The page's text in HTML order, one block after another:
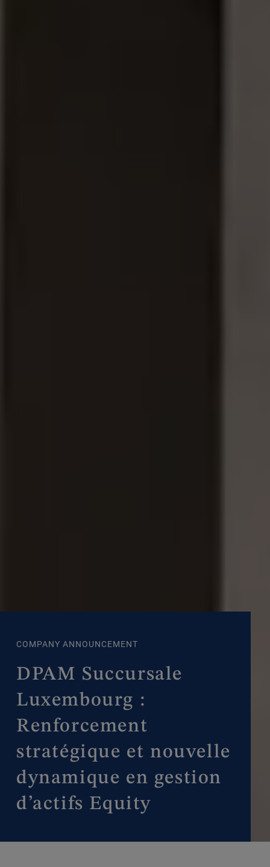
COMPANY ANNOUNCEMENT
DPAM Succursale
Luxembourg :
Renforcement
stratégique et nouvelle
dynamique en gestion
d’actifs Equity